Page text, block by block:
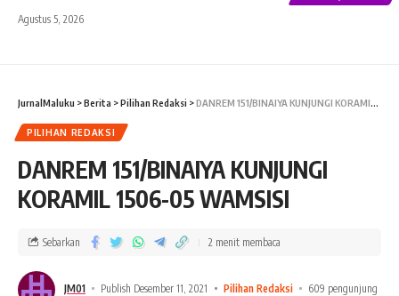
Agustus 5, 2026
JurnalMaluku >Berita >Pilihan Redaksi >DANREM 151/BINAIYA KUNJUNGI KORAMIL 1506-05 WAMSISI
PILIHAN REDAKSI
DANREM 151/BINAIYA KUNJUNGI
KORAMIL 1506-05 WAMSISI
JM01 Publish Desember 11, 2021 Pilihan Redaksi 609 pengunjung
Sebarkan 2 menit membaca